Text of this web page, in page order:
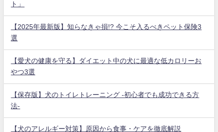
ト」
【2025年最新版】知らなきゃ損!? 今こそ入るべきペット保険3
選
【愛犬の健康を守る】ダイエット中の犬に最適な低カロリーお
やつ3選
【保存版】犬のトイレトレーニング -初心者でも成功できる方
法-
【犬のアレルギー対策】原因から食事・ケアを徹底解説